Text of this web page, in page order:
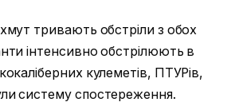
тривають обстріли з обох
інтенсивно обстрілюють в
кулеметів, ПТУРів,
систему спостереження.